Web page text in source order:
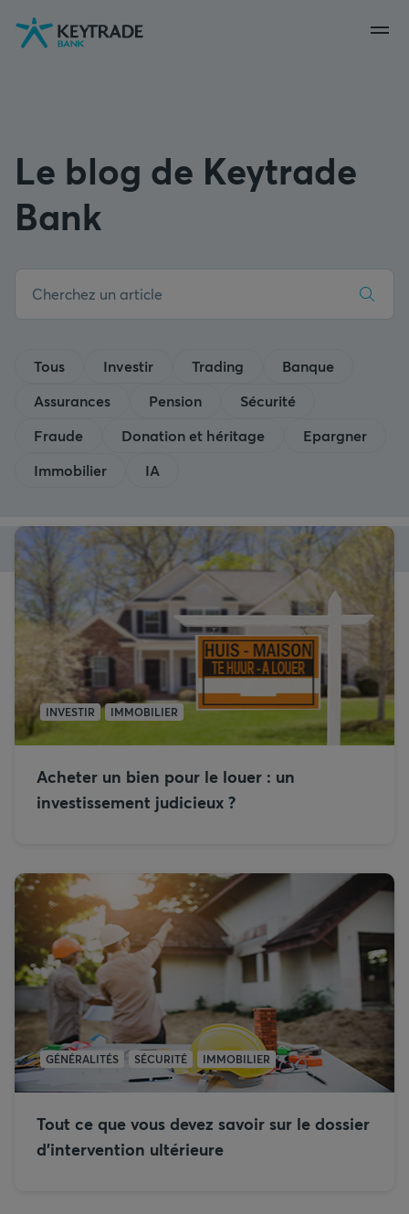
Aller
Aller
Aller
au
Le blog de Keytrade
Bank
Tous Investir Trading
Banque
Assurances
Pension
Sécurité
Fraude
Donation et héritage
Epargner
Immobilier
IA
INVESTIR IMMOBILIER
Acheter un bien pour le louer : un
investissement judicieux ?
GÉNÉRALITÉS SÉCURITÉ IMMOBILIER
Tout ce que vous devez savoir sur le dossier
d’intervention ultérieure